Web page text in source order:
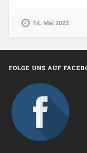
14. Mai 2022
FOLGE UNS AUF